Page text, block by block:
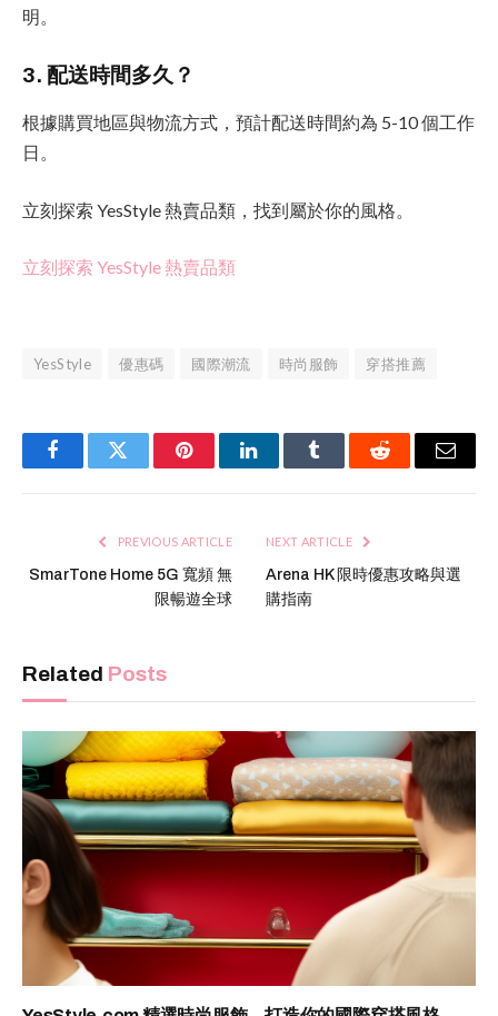
明。
3. 配送時間多久？
根據購買地區與物流方式，預計配送時間約為 5-10 個工作
日。
立刻探索 YesStyle 熱賣品類，找到屬於你的風格。
立刻探索 YesStyle 熱賣品類
YesStyle 優惠碼 國際潮流 時尚服飾 穿搭推薦
FacebookTwitter PinterestLinkedInTumblr Reddit Email
PREVIOUS ARTICLE
SmarTone Home 5G 寬頻 無
限暢遊全球
NEXT ARTICLE
Arena HK 限時優惠攻略與選
購指南
Related Posts